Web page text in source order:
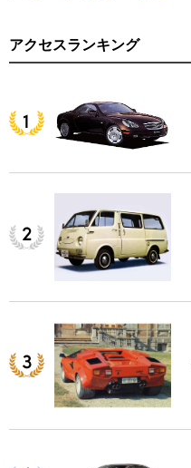
アクセスランキング